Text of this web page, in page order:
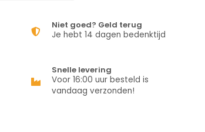
Niet goed? Geld terug
Je hebt 14 dagen bedenktijd
Snelle levering
Voor 16:00 uur besteld is
vandaag verzonden!